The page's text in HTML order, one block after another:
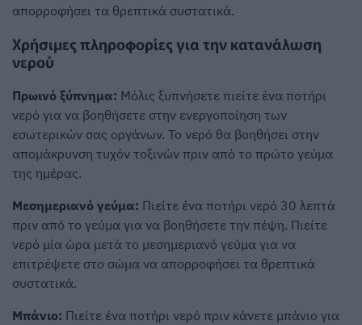
απορροφήσει τα θρεπτικά συστατικά.
Χρήσιμες πληροφορίες για την κατανάλωση
νερού
Πρωινό ξύπνημα: Μόλις ξυπνήσετε πιείτε ένα ποτήρι
νερό για να βοηθήσετε στην ενεργοποίηση των
εσωτερικών σας οργάνων. Το νερό θα βοηθήσει στην
απομάκρυνση τυχόν τοξινών πριν από το πρώτο γεύμα
της ημέρας.
Μεσημεριανό γεύμα: Πιείτε ένα ποτήρι νερό 30 λεπτά
πριν από το γεύμα για να βοηθήσετε την πέψη. Πιείτε
νερό μία ώρα μετά το μεσημεριανό γεύμα για να
επιτρέψετε στο σώμα να απορροφήσει τα θρεπτικά
συστατικά.
Μπάνιο: Πιείτε ένα ποτήρι νερό πριν κάνετε μπάνιο για